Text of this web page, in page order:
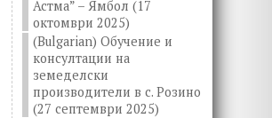
Астма” – Ямбол (17
октомври 2025)
(Bulgarian) Обучение и
консултации на
земеделски
производители в с. Розино
(27 септември 2025)